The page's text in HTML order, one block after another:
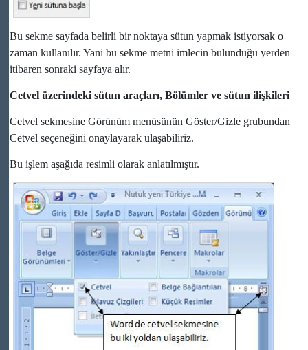
Bu sekme sayfada belirli bir noktaya sütun yapmak istiyorsak o
zaman kullanılır. Yani bu sekme metni imlecin bulunduğu yerden
itibaren sonraki sayfaya alır.
Cetvel üzerindeki sütun araçları, Bölümler ve sütun ilişkileri
Cetvel sekmesine Görünüm menüsünün Göster/Gizle grubundan
Cetvel seçeneğini onaylayarak ulaşabiliriz.
Bu işlem aşağıda resimli olarak anlatılmıştır.